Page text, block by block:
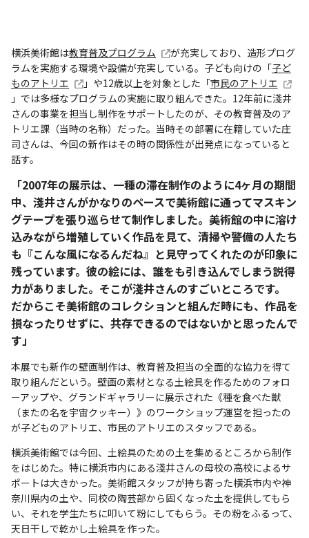
横浜美術館は教育普及プログラム
が充実しており、造形プログ
ラムを実施する環境や設備が充実している。子ども向けの「子ど
ものアトリエ
」や12歳以上を対象とした「市民のアトリエ
」では多様なプログラムの実施に取り組んできた。12年前に淺井
さんの事業を担当し制作をサポートしたのが、その教育普及のア
トリエ課（当時の名称）だった。当時その部署に在籍していた庄
司さんは、今回の新作はその時の関係性が出発点になっていると
話す。
「2007年の展示は、一種の滞在制作のように4ヶ月の期間
中、淺井さんがかなりのペースで美術館に通ってマスキン
グテープを張り巡らせて制作しました。美術館の中に溶け
込みながら増殖していく作品を見て、清掃や警備の人たち
も『こんな風になるんだね』と見守ってくれたのが印象に
残っています。彼の絵には、誰をも引き込んでしまう説得
力がありました。そこが淺井さんのすごいところです。
だからこそ美術館のコレクションと組んだ時にも、作品を
損なったりせずに、共存できるのではないかと思ったんで
す」
本展でも新作の壁画制作は、教育普及担当の全面的な協力を得て
取り組んだという。壁画の素材となる土絵具を作るためのフォロ
ーアップや、グランドギャラリーに展示された《種を食べた獣
（またの名を宇宙クッキー）》のワークショップ運営を担ったの
が子どものアトリエ、市民のアトリエのスタッフである。
横浜美術館では今回、土絵具のための土を集めるところから制作
をはじめた。特に横浜市内にある淺井さんの母校の高校によるサ
ポートは大きかった。美術館スタッフが持ち寄った横浜市内や神
奈川県内の土や、同校の陶芸部から固くなった土を提供してもら
い、それを学生たちに叩いて粉にしてもらう。その粉をふるって、
天日干しで乾かし土絵具を作った。